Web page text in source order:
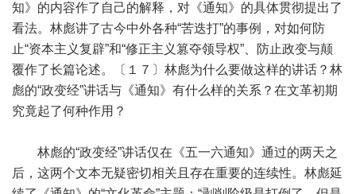
知》的内容作了自己的解释，对《通知》的具体贯彻提出了
看法。林彪讲了古今中外各种“苦迭打”的事例，对如何防
止“资本主义复辟”和“修正主义篡夺领导权”、防止政变与颠
覆作了长篇论述。〔１７〕林彪为什么要做这样的讲话？林
彪的“政变经”讲话与《通知》有什么样的关系？在文革初期
究竟起了何种作用？
林彪的“政变经”讲话仅在《五一六通知》通过的两天之
后，这两个文本无疑密切相关且存在重要的连续性。林彪延